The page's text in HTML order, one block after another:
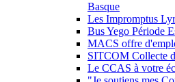
Basque
Les Impromptus
Bus Yego Période
MACS offre
SITCOM Collecte
Le CCAS à votre